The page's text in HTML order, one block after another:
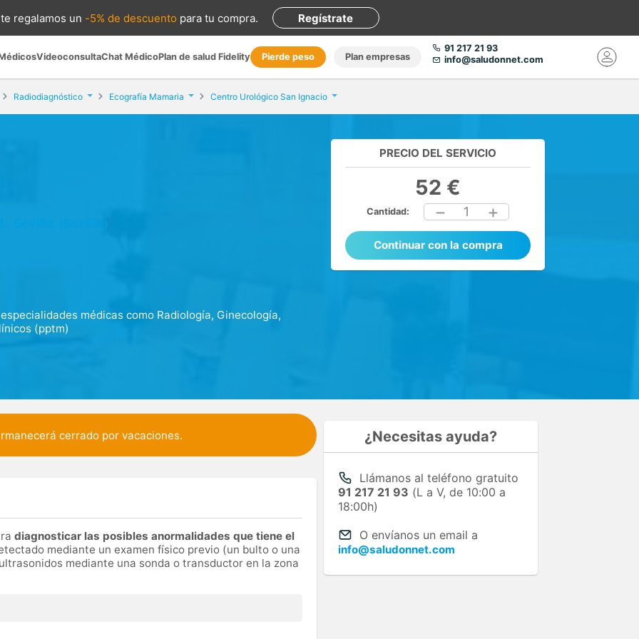
regalamos un -5% de descuento para tu compra. Regístrate
VideoconsultaChat MédicoPlan de salud Fidelity Pierde peso Plan empresas
91 217 21 93
info@saludonnet.com
Radiodiagnóstico Ecografía Mamaria Centro Urológico San Ignacio
médicas como Radiología, Ginecología,
(pptm)
PRECIO DEL SERVICIO
52 €
Cantidad: 1
Continuar con la compra
cerrado por vacaciones.
diagnosticar las posibles anormalidades que tiene el
mediante un examen físico previo (un bulto o una
mediante una sonda o transductor en la zona
¿Necesitas ayuda?
Llámanos al teléfono gratuito
91 217 21 93 (L a V, de 10:00 a
18:00h)
O envíanos un email a
info@saludonnet.com